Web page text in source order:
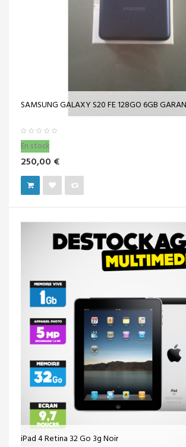
SAMSUNG GALAXY S20 FE 128GO 6GB
En stock
250,00 €
iPad 4 Retina 32 Go 3g Noir